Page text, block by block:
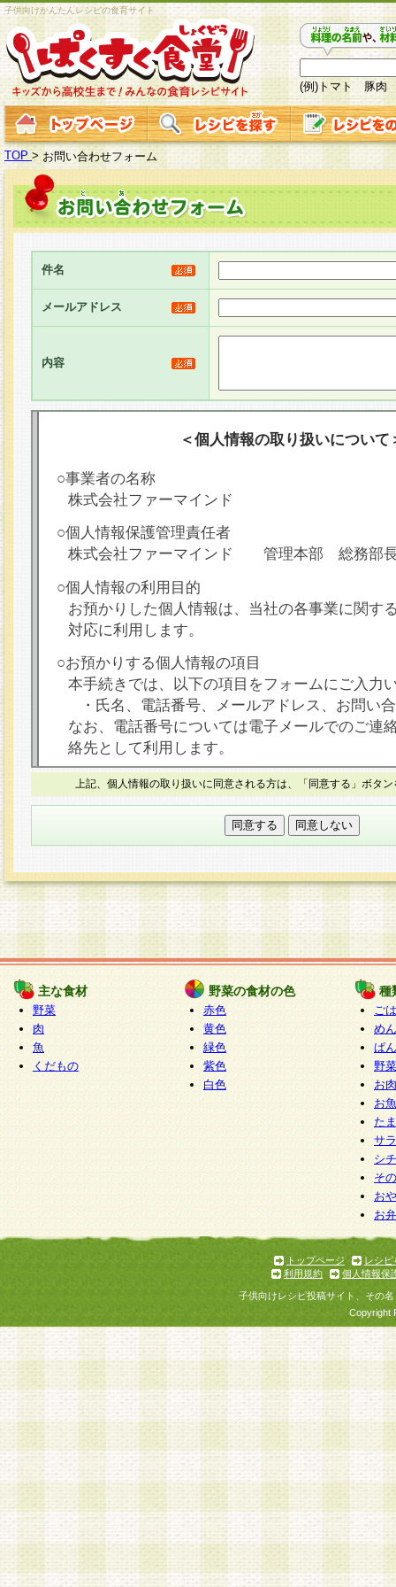
子供向けかんたんレシピの食育サイト
(例)トマト 豚肉
TOP > お問い合わせフォーム
件名
メールアドレス
内容
＜個人情報の取り扱いについて
○事業者の名称
株式会社ファーマインド
○個人情報保護管理責任者
株式会社ファーマインド 管理本部 総務部
○個人情報の利用目的
お預かりした個人情報は、当社の各事業に関す
対応に利用します。
○お預かりする個人情報の項目
本手続きでは、以下の項目をフォームにご入力
・氏名、電話番号、メールアドレス、お問い
なお、電話番号については電子メールでのご連
絡先として利用します。
○本人が容易に認識できない方法による個人情報
本フォームでは、セッション管理のためCookie
○個人情報の第三者提供について
力いただく個人情報は第三者に提供しません。
○個人情報の委託について
個人情報の取り扱いを外部に委託する場合は、
情報管理基準を満たす企業を選定して委託を行
が行われるよう監督します。
○開示対象個人情報の開示等および問い合わせ窓口
本人からの求めにより、当社が本件により取得
報の利用目的の通知・開示・内容の訂正・追加
停止・消去及び第三者への提供の禁止（以下、
といいます。）に応じます。
開示等に応じる窓口は以下になります。
ぱくすく食堂個人情報お客様相談窓口 paku-
m
個人情報を与えることは任意ですが、個人情報
意をいただけない場合には、当社のサービスの
お問い合わせ・ご相談への対応ができない場合
上記、個人情報の取り扱いに同意される方は、「同意する」ボタ
主な食材
野菜
肉
魚
くだもの
野菜の食材の色
赤色
黄色
緑色
紫色
白色
種
ご
めん
ぱん
野
お
お
た
サ
シ
そ
お
お
トップページ
レシピ
利用規約
個人情報保
子供向けレシピ投稿サイト、その
Copyright